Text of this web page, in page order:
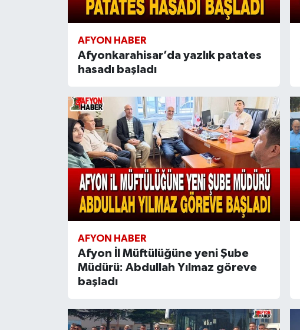
AFYON HABER
Afyonkarahisar’da yazlık patates
hasadı başladı
AFYON HABER
Afyon İl Müftülüğüne yeni Şube
Müdürü: Abdullah Yılmaz göreve
başladı